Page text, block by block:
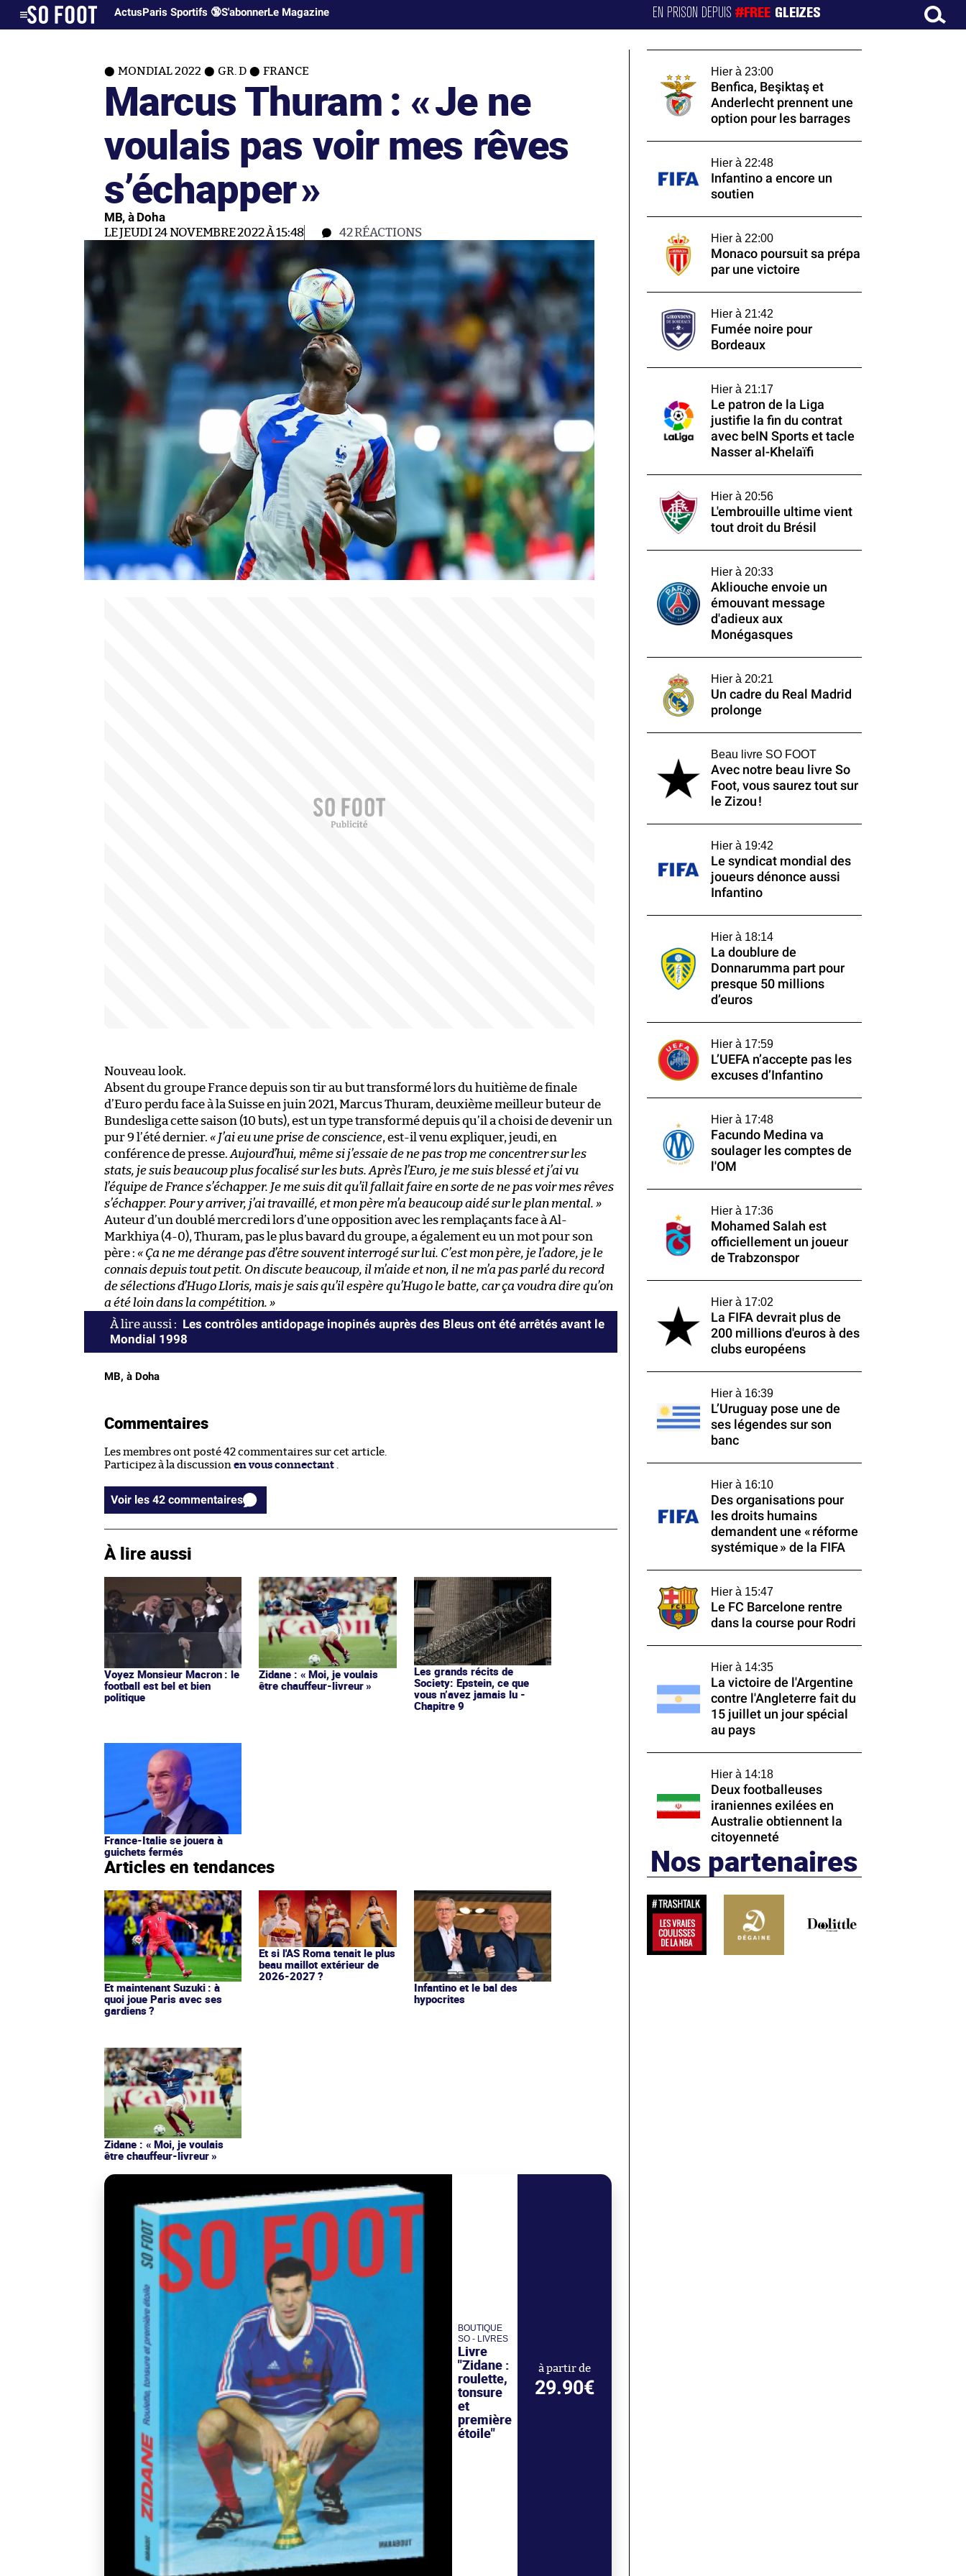
ActusParis Sportifs 🔞S'abonnerLe Magazine EN PRISON DEPUIS#FREE GLEIZES
MONDIAL 2022 GR. D FRANCE
Marcus Thuram : «Je ne
voulais pas voir mes rêves
s’échapper»
MB, à Doha
LE JEUDI 24 NOVEMBRE 2022 À 15:48 42RÉACTIONS
Nouveau look.
Absent du groupe France depuis son tir au but transformé lors du huitième de finale
d’Euro perdu face à la Suisse en juin 2021, Marcus Thuram, deuxième meilleur buteur de
Bundesliga cette saison (10 buts), est un type transformé depuis qu’il a choisi de devenir un
pur 9 l’été dernier. « J’ai eu une prise de conscience, est-il venu expliquer, jeudi, en
conférence de presse. Aujourd’hui, même si j’essaie de ne pas trop me concentrer sur les
stats, je suis beaucoup plus focalisé sur les buts. Après l’Euro, je me suis blessé et j’ai vu
l’équipe de France s’échapper. Je me suis dit qu’il fallait faire en sorte de ne pas voir mes rêves
s’échapper. Pour y arriver, j’ai travaillé, et mon père m’a beaucoup aidé sur le plan mental. »
Auteur d’un doublé mercredi lors d’une opposition avec les remplaçants face à Al-
Markhiya (4-0), Thuram, pas le plus bavard du groupe, a également eu un mot pour son
père : « Ça ne me dérange pas d’être souvent interrogé sur lui. C’est mon père, je l’adore, je le
connais depuis tout petit. On discute beaucoup, il m’aide et non, il ne m’a pas parlé du record
de sélections d’Hugo Lloris, mais je sais qu’il espère qu’Hugo le batte, car ça voudra dire qu’on
a été loin dans la compétition. »
Les contrôles antidopage inopinés auprès des Bleus ont été arrêtés avant le
Mondial 1998
MB, à Doha
Commentaires
Les membres ont posté 42 commentaires sur cet article.
Participez à la discussion en vous connectant .
Voir les 42 commentaires
À lire aussi
Voyez Monsieur Macron : le
football est bel et bien
politique
Zidane : « Moi, je voulais
être chauffeur-livreur »
Les grands récits de
Society: Epstein, ce que
vous n’avez jamais lu -
Chapitre 9
France-Italie se jouera à
guichets fermés
Articles en tendances
Et maintenant Suzuki : à
quoi joue Paris avec ses
gardiens ?
Et si l'AS Roma tenait le plus
beau maillot extérieur de
2026-2027 ?
Infantino et le bal des
hypocrites
Zidane : « Moi, je voulais
être chauffeur-livreur »
BOUTIQUE
SO - LIVRES
Livre
"Zidane :
roulette,
tonsure
et
première
étoile"
à partir de
29.90€
Hier à 23:00
Benfica, Beşiktaş et
Anderlecht prennent une
option pour les barrages
Hier à 22:48
Infantino a encore un
soutien
Hier à 22:00
Monaco poursuit sa prépa
par une victoire
Hier à 21:42
Fumée noire pour
Bordeaux
Hier à 21:17
Le patron de la Liga
justifie la fin du contrat
avec beIN Sports et tacle
Nasser al-Khelaïfi
Hier à 20:56
L'embrouille ultime vient
tout droit du Brésil
Hier à 20:33
Akliouche envoie un
émouvant message
d'adieux aux
Monégasques
Hier à 20:21
Un cadre du Real Madrid
prolonge
Beau livre SO FOOT
Avec notre beau livre So
Foot, vous saurez tout sur
le Zizou !
Hier à 19:42
Le syndicat mondial des
joueurs dénonce aussi
Infantino
Hier à 18:14
La doublure de
Donnarumma part pour
presque 50 millions
d’euros
Hier à 17:59
L’UEFA n’accepte pas les
excuses d’Infantino
Hier à 17:48
Facundo Medina va
soulager les comptes de
l'OM
Hier à 17:36
Mohamed Salah est
officiellement un joueur
de Trabzonspor
Hier à 17:02
La FIFA devrait plus de
200 millions d'euros à des
clubs européens
Hier à 16:39
L’Uruguay pose une de
ses légendes sur son
banc
Hier à 16:10
Des organisations pour
les droits humains
demandent une « réforme
systémique » de la FIFA
Hier à 15:47
Le FC Barcelone rentre
dans la course pour Rodri
Hier à 14:35
La victoire de l'Argentine
contre l'Angleterre fait du
15 juillet un jour spécial
au pays
Hier à 14:18
Deux footballeuses
iraniennes exilées en
Australie obtiennent la
citoyenneté
Nos partenaires